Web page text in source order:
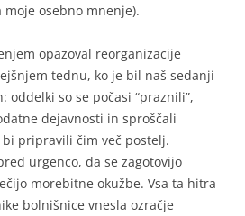
moje osebno mnenje).
opazoval reorganizacije
tednu, ko je bil naš sedanji
oddelki so se počasi “praznili”,
dejavnosti in sproščali
pripravili čim več postelj.
urgenco, da se zagotovijo
morebitne okužbe. Vsa ta hitra
bolnišnice vnesla ozračje